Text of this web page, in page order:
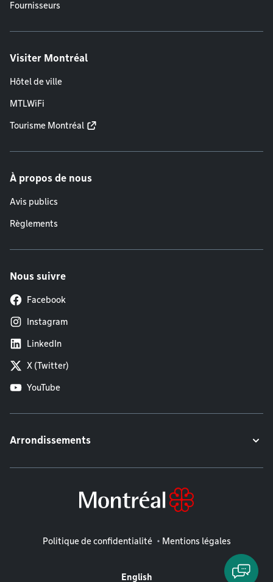
Fournisseurs
Visiter Montréal
Hôtel de ville
MTLWiFi
Tourisme Montréal
À propos de nous
Avis publics
Règlements
Nous suivre
Facebook
Instagram
LinkedIn
X (Twitter)
YouTube
Arrondissements
Mentions légales
Politique de confidentialité Mentions légales
English